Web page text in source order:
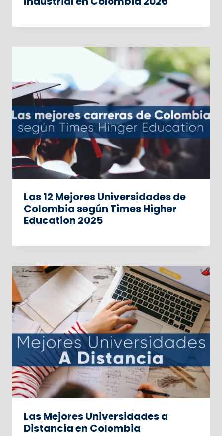
Las 12 Mejores Universidades de
Colombia según Times Higher
Education 2025
Las Mejores Universidades a
Distancia en Colombia